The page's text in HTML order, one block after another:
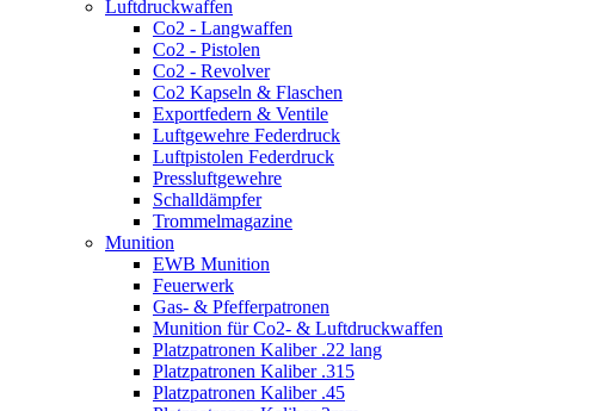
Luftdruckwaffen
Co2 - Langwaffen
Co2 - Pistolen
Co2 - Revolver
Co2 Kapseln & Flaschen
Exportfedern & Ventile
Luftgewehre Federdruck
Luftpistolen Federdruck
Pressluftgewehre
Schalldämpfer
Trommelmagazine
Munition
EWB Munition
Feuerwerk
Gas- & Pfefferpatronen
Munition für Co2- & Luftdruckwaffen
Platzpatronen Kaliber .22 lang
Platzpatronen Kaliber .315
Platzpatronen Kaliber .45